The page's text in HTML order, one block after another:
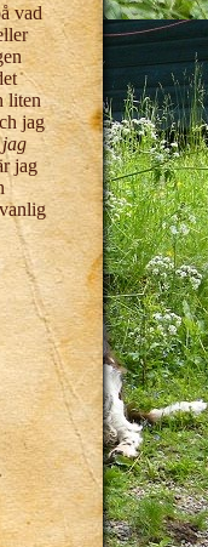
vad
liten
jag
jag
jag